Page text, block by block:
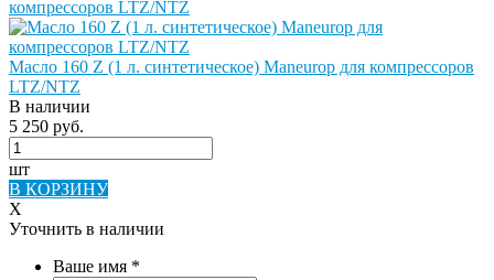
Масло 160 Z (1 л. синтетическое) Maneurop для компрессоров
LTZ/NTZ
В наличии
5 250 руб.
шт
В КОРЗИНУ
X
Уточнить в наличии
Ваше имя *